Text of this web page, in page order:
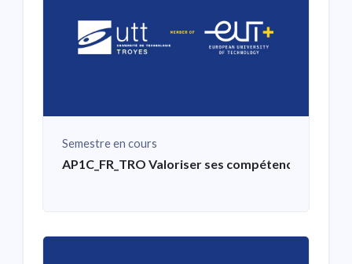
Semestre en cours
AP1C_FR_TRO Valoriser ses compétences et